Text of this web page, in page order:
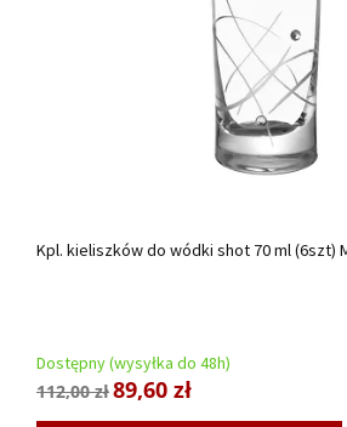
Kpl. kieliszków do wódki shot 70 ml (6szt)
Dostępny (wysyłka do 48h)
112,00 zł89,60 zł